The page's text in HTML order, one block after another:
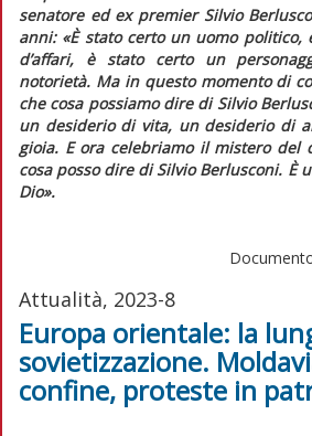
senatore ed ex premierSilvio
anni: «È stato certo un uomo politico,
d’affari, è stato certo un
notorietà. Ma in questo momento di
che cosa possiamo dire di Silvio
un desiderio di vita, un desiderio di
gioia. E ora celebriamo il mistero del
cosa posso dire di Silvio Berlusconi. È
Dio».
Attualità, 2023-8
Europa orientale: la
sovietizzazione.
confine, proteste in